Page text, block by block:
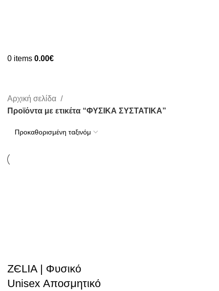
0 items 0.00€
Αρχική σελίδα
Προϊόντα με ετικέτα “ΦΥΣΙΚΑ ΣΥΣΤΑΤΙΚΑ”
ZЄLIA | Φυσικό
Unisex Αποσμητικό